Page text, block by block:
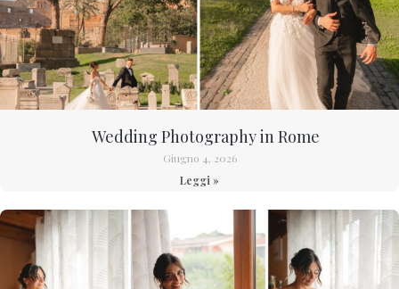
Wedding Photography in Rome
Giugno 4, 2026
Leggi »